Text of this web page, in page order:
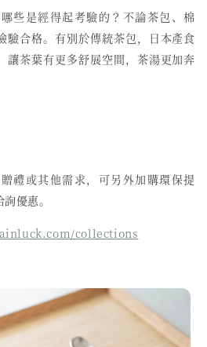
些是經得起考驗的？不論茶包、棉
驗合格。有別於傳統茶包，日本產食
讓茶葉有更多舒展空間，茶湯更加奔
禮或其他需求，可另外加購環保提
優惠。
collections